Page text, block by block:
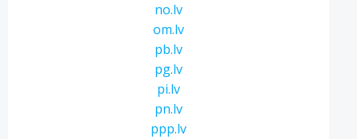
no.lv
om.lv
pb.lv
pg.lv
pi.lv
pn.lv
ppp.lv